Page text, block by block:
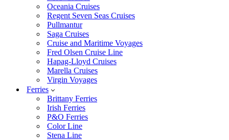
Oceania Cruises
Regent Seven Seas Cruises
Pullmantur
Saga Cruises
Cruise and Maritime Voyages
Fred Olsen Cruise Line
Hapag-Lloyd Cruises
Marella Cruises
Virgin Voyages
Ferries
Brittany Ferries
Irish Ferries
P&O Ferries
Color Line
Stena Line